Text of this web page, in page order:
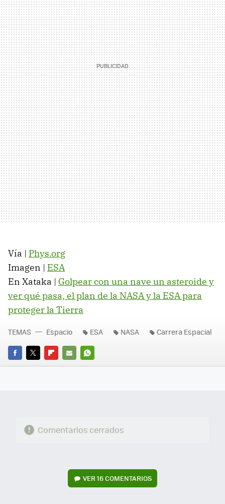
Vía | Phys.org
Imagen | ESA
En Xataka | Golpear con una nave un asteroide y
ver qué pasa, el plan de la NASA y la ESA para
proteger la Tierra
FACEBOOK
TWITTERFLIPBOARD
E-
WHATSAPP
TEMAS Espacio ESA NASA Carrera Espacial
Comentarios cerrados
VER16 COMENTARIOS